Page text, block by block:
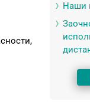
Наши